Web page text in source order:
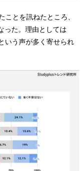
ことを訊ねたところ、
った。理由としては
いう声が多く寄せられ